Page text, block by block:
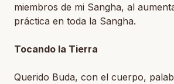
miembros de mi Sangha, al
práctica en toda la Sangha.
Tocando la Tierra
Querido Buda, con el cuerpo,